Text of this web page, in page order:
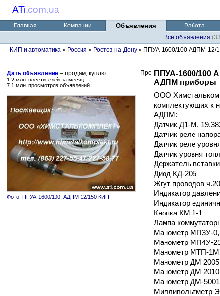
ATi.com.ua
Главная Компании Объявления
Работа
Все объявления
КИП и автоматика » Россия » Ростов-на-Дону » ППУА-1600/100 АДПМ-12/
Дать объявление – продам, куплю
1.2 млн. посетителей за месяц:
7.1 млн. просмотров объявлений
Фото: ППУА-1600/100, АДПМ-12/150 КИП
ППУА-1600/100
АДПМ приборы
ООО
комплектующих к
АДПМ:
Датчик Д1-М,
Датчик реле
Датчик реле
Датчик уровня
Держатель
Диод КД-205
Жгут проводов
Индикатор
Индикатор
Кнопка КМ 1-1
Лампа
Манометр МП3У-
Манометр МП4У-
Манометр МТП-
Манометр ДМ
Манометр ДМ
Манометр ДМ-
Милливольтметр